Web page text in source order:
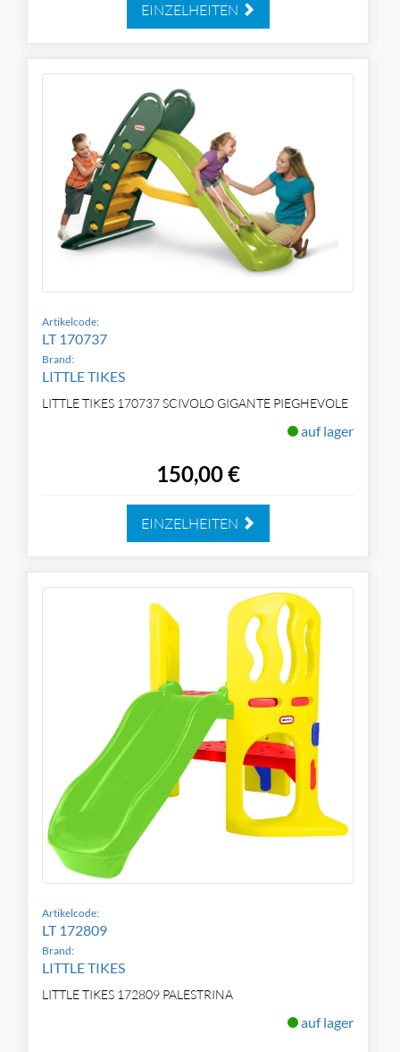
EINZELHEITEN
Artikelcode:
LT 170737
Brand:
LITTLE TIKES
LITTLE TIKES 170737 SCIVOLO GIGANTE PIEGHEVOLE
auf lager
150,00 €
EINZELHEITEN
Artikelcode:
LT 172809
Brand:
LITTLE TIKES
LITTLE TIKES 172809 PALESTRINA
auf lager